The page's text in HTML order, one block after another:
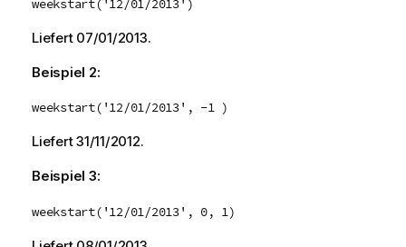
weekstart('12/01/2013')
Liefert 07/01/2013.
Beispiel 2:
weekstart('12/01/2013', -1 )
Liefert31/11/2012.
Beispiel 3:
weekstart('12/01/2013', 0, 1)